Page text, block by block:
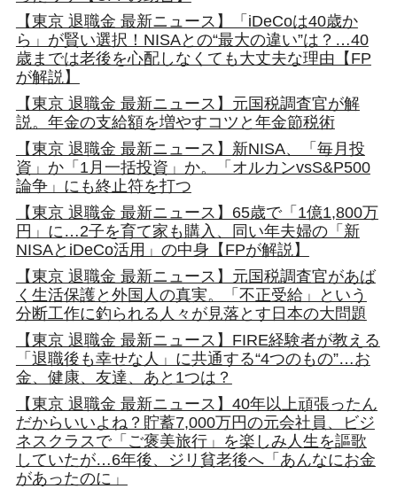
【東京 退職金 最新ニュース】「iDeCoは40歳か
ら」が賢い選択！NISAとの“最大の違い”は？…40
歳までは老後を心配しなくても大丈夫な理由【FP
が解説】
【東京 退職金 最新ニュース】元国税調査官が解
説。年金の支給額を増やすコツと年金節税術
【東京 退職金 最新ニュース】新NISA、「毎月投
資」か「1月一括投資」か。「オルカンvsS&P500
論争」にも終止符を打つ
【東京 退職金 最新ニュース】65歳で「1億1,800万
円」に…2子を育て家も購入、同い年夫婦の「新
NISAとiDeCo活用」の中身【FPが解説】
【東京 退職金 最新ニュース】元国税調査官があば
く生活保護と外国人の真実。「不正受給」という
分断工作に釣られる人々が見落とす日本の大問題
【東京 退職金 最新ニュース】FIRE経験者が教える
「退職後も幸せな人」に共通する“4つのもの”…お
金、健康、友達、あと1つは？
【東京 退職金 最新ニュース】40年以上頑張ったん
だからいいよね？貯蓄7,000万円の元会社員、ビジ
ネスクラスで「ご褒美旅行」を楽しみ人生を謳歌
していたが…6年後、ジリ貧老後へ「あんなにお金
があったのに」